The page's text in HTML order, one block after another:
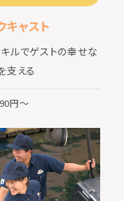
キャスト
ルでゲストの幸せな
支える
円〜